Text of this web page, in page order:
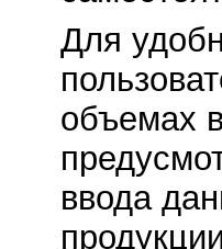
Для
объемах
ввода